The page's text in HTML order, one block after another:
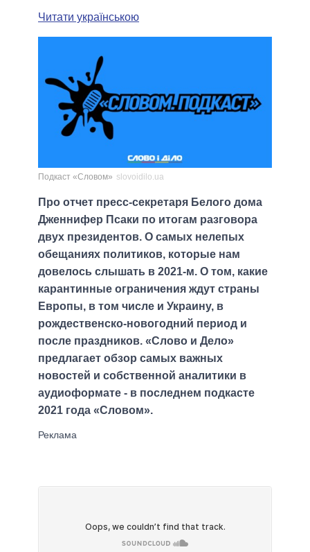
Читати українською
Подкаст «Словом» slovoidilo.ua
Про отчет пресс-секретаря Белого дома
Дженнифер Псаки по итогам разговора
двух президентов. О самых нелепых
обещаниях политиков, которые нам
довелось слышать в 2021-м. О том, какие
карантинные ограничения ждут страны
Европы, в том числе и Украину, в
рождественско-новогодний период и
после праздников. «Слово и Дело»
предлагает обзор самых важных
новостей и собственной аналитики в
аудиоформате - в последнем подкасте
2021 года «Словом».